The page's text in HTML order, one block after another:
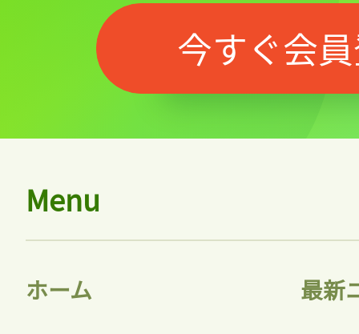
今すぐ会
Menu
ホーム 最新